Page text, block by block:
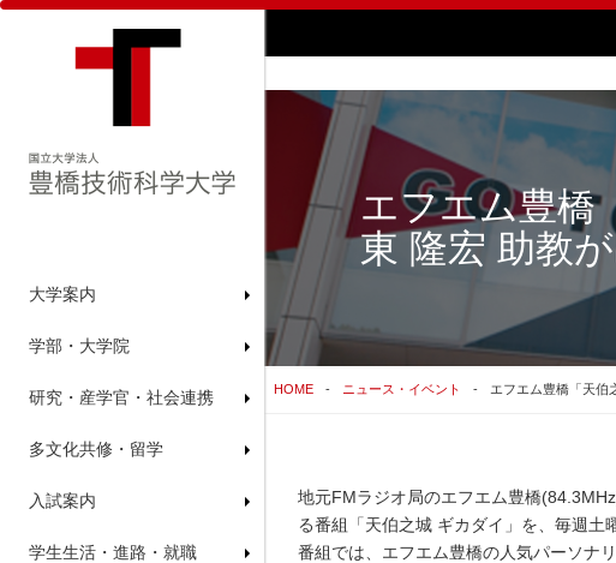
大学案内
学部・大学院
研究・産学官・社会連携
多文化共修・留学
入試案内
学生生活・進路・就職
エフエム豊橋
東 隆宏 助教
HOME ニュース・イベント エフエム豊橋「天伯
地元FMラジオ局のエフエム豊橋
る番組「天伯之城 ギカダイ」を、毎週土
番組では、エフエム豊橋の人気パーソナ